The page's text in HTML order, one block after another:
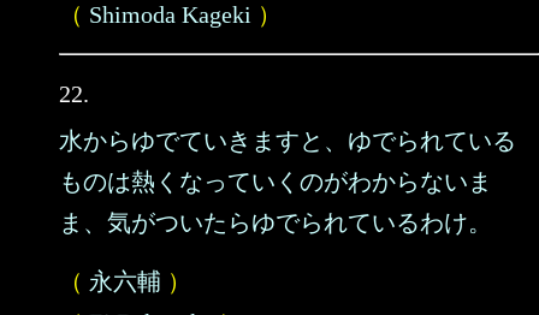
（ Shimoda Kageki ）
22.
水からゆでていきますと、ゆでられている
ものは熱くなっていくのがわからないま
ま、気がついたらゆでられているわけ。
（ 永六輔 ）